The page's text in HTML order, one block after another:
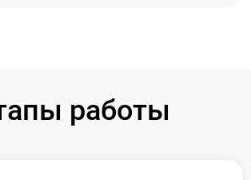
работы